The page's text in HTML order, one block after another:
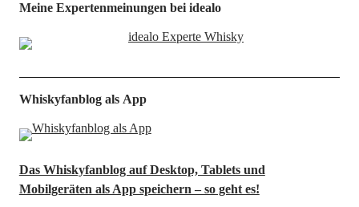
Meine Expertenmeinungen bei idealo
Whiskyfanblog als App
Das Whiskyfanblog auf Desktop, Tablets und
Mobilgeräten als App speichern – so geht es!